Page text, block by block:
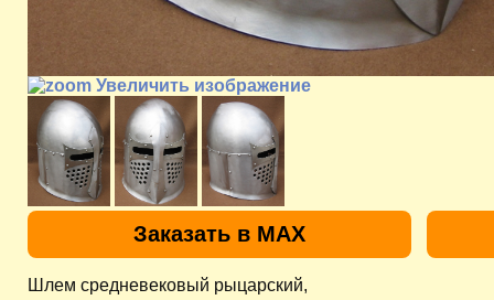
Увеличить изображение
Заказать в MAX
Шлем средневековый рыцарский,